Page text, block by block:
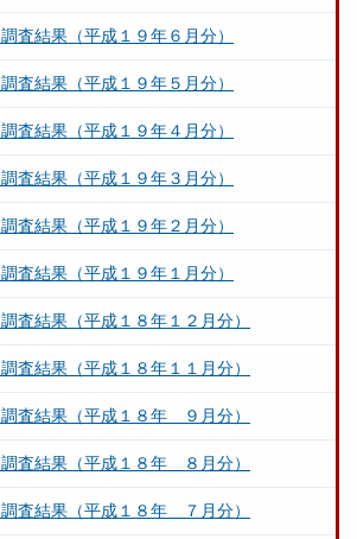
査結果（平成１９年６月分）
査結果（平成１９年５月分）
査結果（平成１９年４月分）
査結果（平成１９年３月分）
査結果（平成１９年２月分）
査結果（平成１９年１月分）
査結果（平成１８年１２月分）
査結果（平成１８年１１月分）
査結果（平成１８年 ９月分）
査結果（平成１８年 ８月分）
査結果（平成１８年 ７月分）